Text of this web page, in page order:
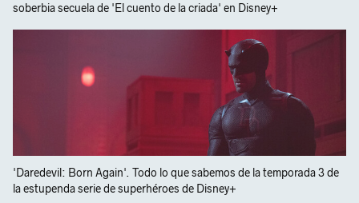
soberbia secuela de 'El cuento de la criada' en Disney+
'Daredevil: Born Again'. Todo lo que sabemos de la temporada 3 de
la estupenda serie de superhéroes de Disney+